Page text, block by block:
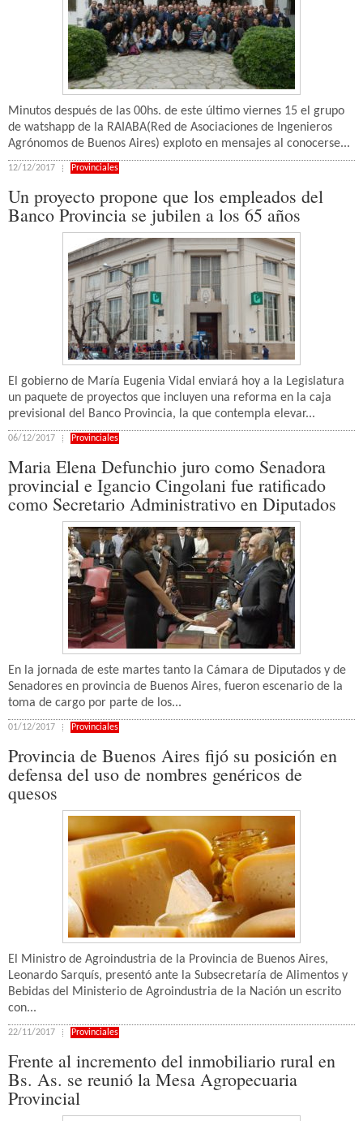
Minutos después de las 00hs. de este último viernes 15 el grupo
de watshapp de la RAIABA(Red de Asociaciones de Ingenieros
Agrónomos de Buenos Aires) exploto en mensajes al conocerse...
12/12/2017 Provinciales
Un proyecto propone que los empleados del
Banco Provincia se jubilen a los 65 años
El gobierno de María Eugenia Vidal enviará hoy a la Legislatura
un paquete de proyectos que incluyen una reforma en la caja
previsional del Banco Provincia, la que contempla elevar...
06/12/2017 Provinciales
Maria Elena Defunchio juro como Senadora
provincial e Igancio Cingolani fue ratificado
como Secretario Administrativo en Diputados
En la jornada de este martes tanto la Cámara de Diputados y de
Senadores en provincia de Buenos Aires, fueron escenario de la
toma de cargo por parte de los...
01/12/2017 Provinciales
Provincia de Buenos Aires fijó su posición en
defensa del uso de nombres genéricos de
quesos
El Ministro de Agroindustria de la Provincia de Buenos Aires,
Leonardo Sarquís, presentó ante la Subsecretaría de Alimentos y
Bebidas del Ministerio de Agroindustria de la Nación un escrito
con...
22/11/2017 Provinciales
Frente al incremento del inmobiliario rural en
Bs. As. se reunió la Mesa Agropecuaria
Provincial